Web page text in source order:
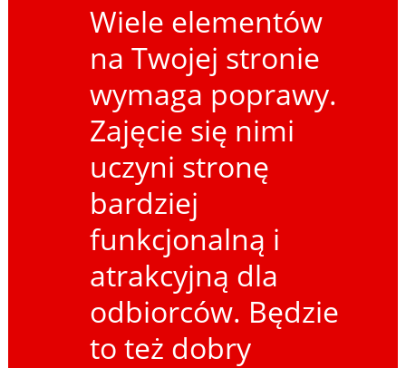
Wiele elementów
na Twojej stronie
wymaga poprawy.
Zajęcie się nimi
uczyni stronę
bardziej
funkcjonalną i
atrakcyjną dla
odbiorców. Będzie
to też dobry